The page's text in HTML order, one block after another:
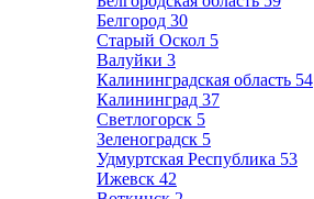
Белгород 30
Старый Оскол 5
Валуйки 3
Калининградская область 54
Калининград 37
Светлогорск 5
Зеленоградск 5
Удмуртская Республика 53
Ижевск 42